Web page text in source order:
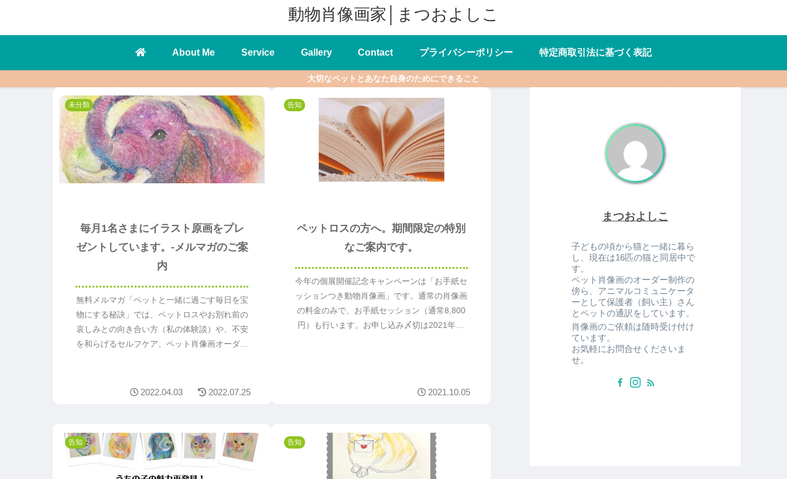
動物肖像画家│まつおよしこ
About Me Service Gallery Contact プライバシーポリシー 特定商取引法に基づく表記
大切なペットとあなた自身のためにできること
未分類
毎月1名さまにイラスト原画をプレ
ゼントしています。-メルマガのご案
内
無料メルマガ「ペットと一緒に過ごす毎日を宝
物にする秘訣」では、ペットロスやお別れ前の
哀しみとの向き合い方（私の体験談）や、不安
を和らげるセルフケア、ペット肖像画オーダー
無料でプレゼントしています。
2022.04.03 2022.07.25
告知
ペットロスの方へ。期間限定の特別
なご案内です。
今年の個展開催記念キャンペーンは「お手紙セ
ッションつき動物肖像画」です。通常の肖像画
の料金のみで、お手紙セッション（通常8,800
円）も行います。お申し込み〆切は2021年10
2021.10.05
告知 告知
まつおよしこ
子どもの頃から猫と一緒に暮ら
し、現在は16匹の猫と同居中で
す。
ペット肖像画のオーダー制作の
傍ら、アニマルコミュニケータ
ーとして保護者（飼い主）さん
とペットの通訳をしています。
肖像画のご依頼は随時受け付け
ています。
お気軽にお問合せくださいま
せ。